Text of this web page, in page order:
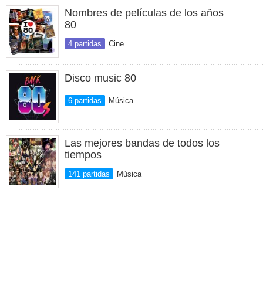
Nombres de películas de los años
80
4 partidas Cine
Disco music 80
6 partidas Música
Las mejores bandas de todos los
tiempos
141 partidas Música